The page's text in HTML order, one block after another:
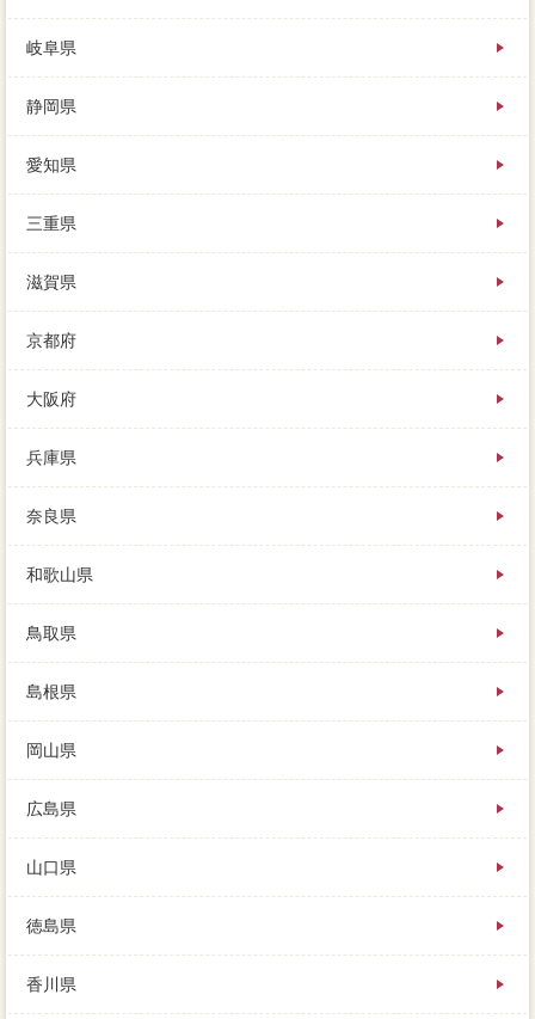
岐阜県
静岡県
愛知県
三重県
滋賀県
京都府
大阪府
兵庫県
奈良県
和歌山県
鳥取県
島根県
岡山県
広島県
山口県
徳島県
香川県